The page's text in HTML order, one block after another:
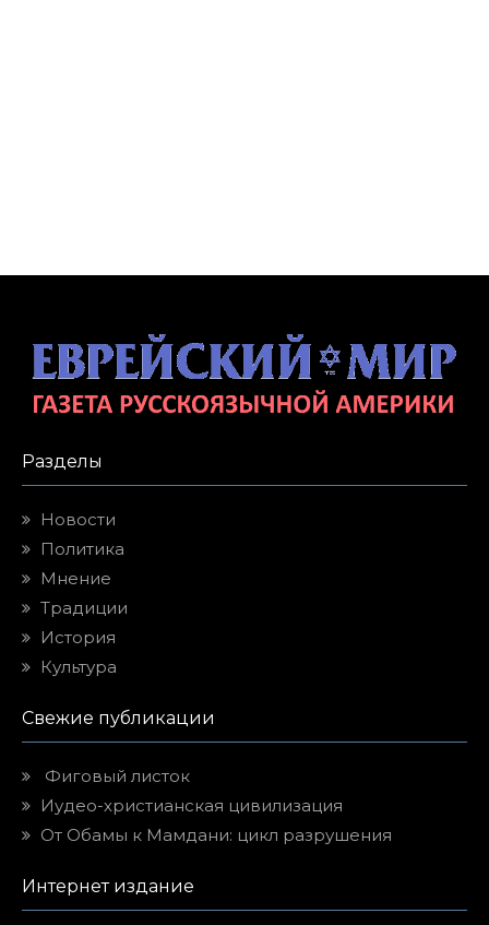
Разделы
Новости
Политика
Мнение
Традиции
История
Культура
Свежие публикации
Фиговый листок
Иудео-христианская цивилизация
От Обамы к Мамдани: цикл разрушения
Интернет издание